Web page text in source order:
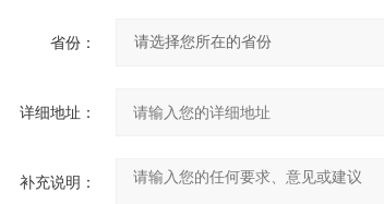
省份：
详细地址：
补充说明：